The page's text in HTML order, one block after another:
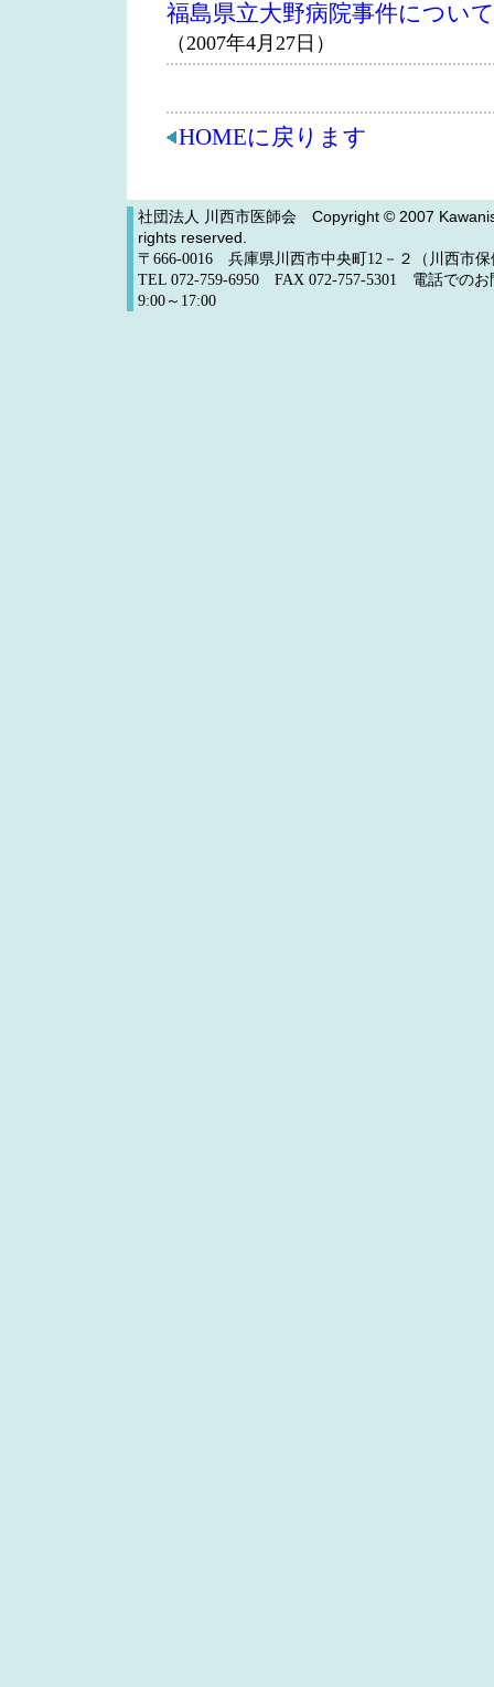
福島県立大野病院事件につい
（2007年4月27日）
HOMEに戻ります
社団法人 川西市医師会 Copyright © 2007
rights reserved.
〒666-0016 兵庫県川西市中央町12－２（川西市
TEL 072-759-6950 FAX 072-757-5301 電話でのお
9:00～17:00